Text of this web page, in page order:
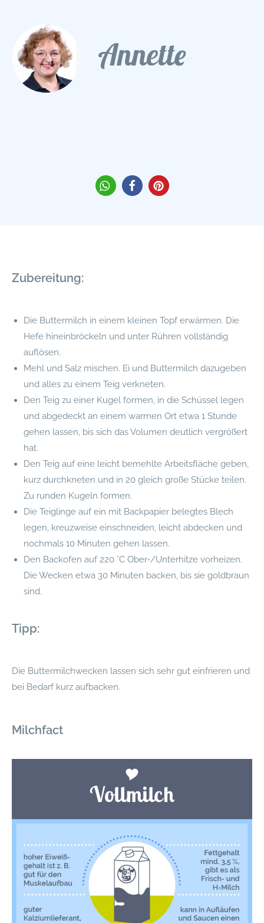
Annette
Zubereitung:
Die Buttermilch in einem kleinen Topf erwärmen. Die
Hefe hineinbröckeln und unter Rühren vollständig
auflösen.
Mehl und Salz mischen. Ei und Buttermilch dazugeben
und alles zu einem Teig verkneten.
Den Teig zu einer Kugel formen, in die Schüssel legen
und abgedeckt an einem warmen Ort etwa 1 Stunde
gehen lassen, bis sich das Volumen deutlich vergrößert
hat.
Den Teig auf eine leicht bemehlte Arbeitsfläche geben,
kurz durchkneten und in 20 gleich große Stücke teilen.
Zu runden Kugeln formen.
Die Teiglinge auf ein mit Backpapier belegtes Blech
legen, kreuzweise einschneiden, leicht abdecken und
nochmals 10 Minuten gehen lassen.
Den Backofen auf 220 °C Ober-/Unterhitze vorheizen.
Die Wecken etwa 30 Minuten backen, bis sie goldbraun
sind.
Tipp:
Die Buttermilchwecken lassen sich sehr gut einfrieren und
bei Bedarf kurz aufbacken.
Milchfact